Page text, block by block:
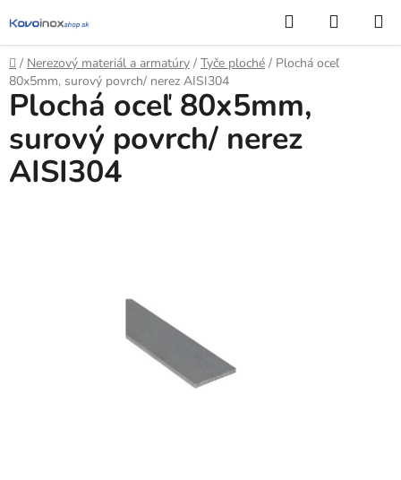
na
obsah
Hľadať
KOŠÍK
Domov
/ Nerezový materiál a armatúry / Tyče ploché / Plochá oceľ
80x5mm, surový povrch/ nerez AISI304
Plochá oceľ 80x5mm,
surový povrch/ nerez
AISI304